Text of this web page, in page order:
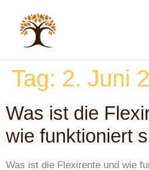
Tag: 2. Juni
Was ist die
wie funktioniert
Was ist die Flexirente und wie